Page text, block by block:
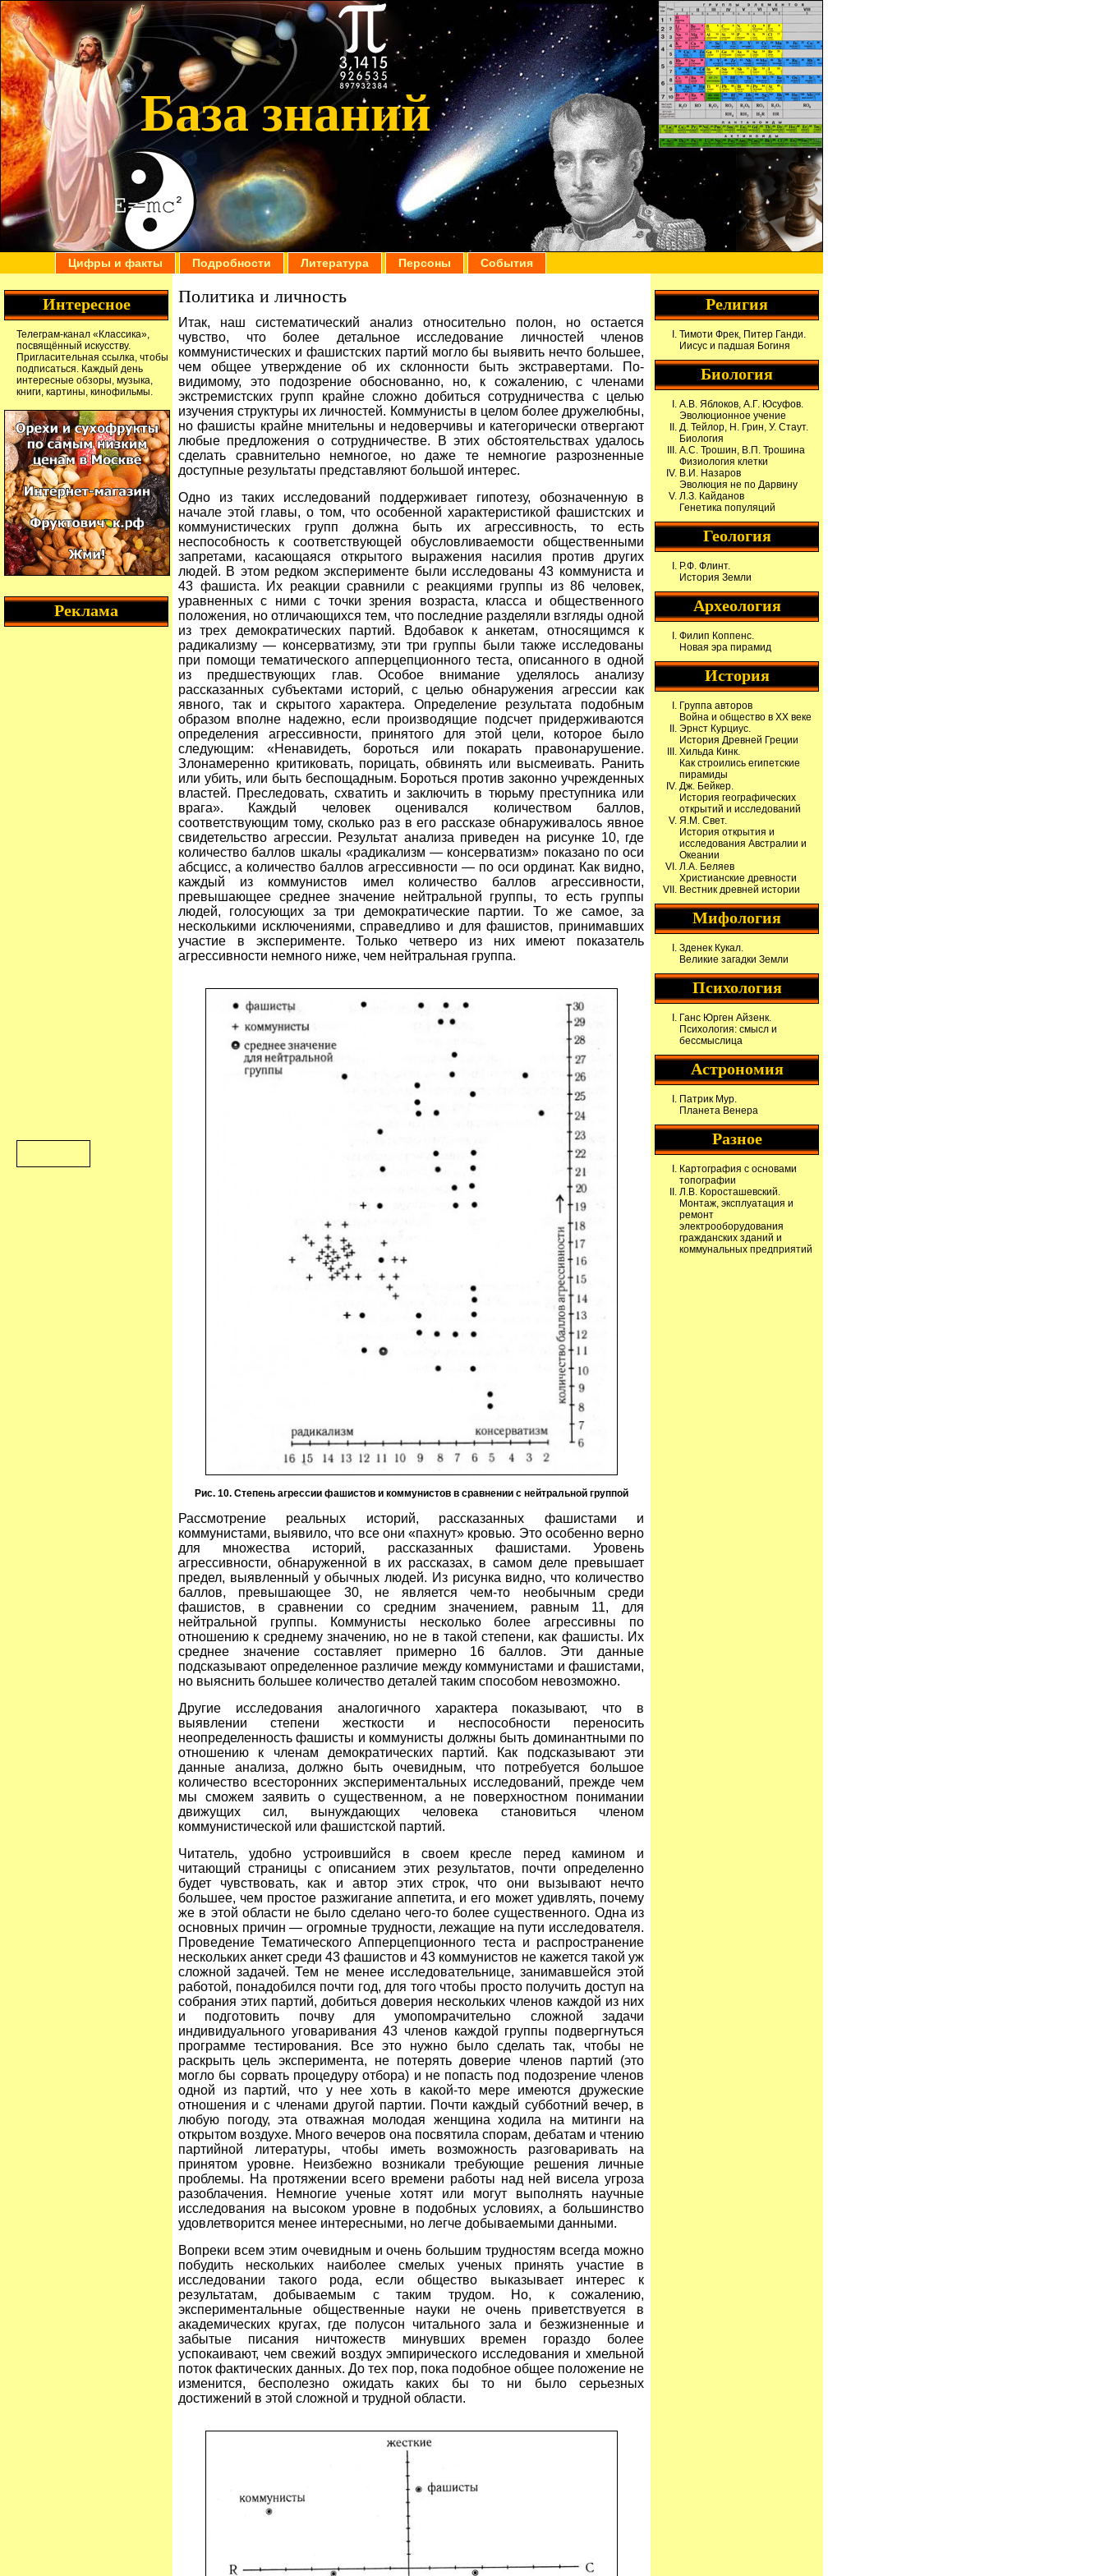
База знаний
Цифры и факты Подробности Литература Персоны События
Политика и личность
Итак, наш систематический анализ относительно полон, но остается
чувство, что более детальное исследование личностей членов
коммунистических и фашистских партий могло бы выявить нечто большее,
чем общее утверждение об их склонности быть экстравертами. По-
видимому, это подозрение обоснованно, но, к сожалению, с членами
экстремистских групп крайне сложно добиться сотрудничества с целью
изучения структуры их личностей. Коммунисты в целом более дружелюбны,
но фашисты крайне мнительны и недоверчивы и категорически отвергают
любые предложения о сотрудничестве. В этих обстоятельствах удалось
сделать сравнительно немногое, но даже те немногие разрозненные
доступные результаты представляют большой интерес.
Одно из таких исследований поддерживает гипотезу, обозначенную в
начале этой главы, о том, что особенной характеристикой фашистских и
коммунистических групп должна быть их агрессивность, то есть
неспособность к соответствующей обусловливаемости общественными
запретами, касающаяся открытого выражения насилия против других
людей. В этом редком эксперименте были исследованы 43 коммуниста и
43 фашиста. Их реакции сравнили с реакциями группы из 86 человек,
уравненных с ними с точки зрения возраста, класса и общественного
положения, но отличающихся тем, что последние разделяли взгляды одной
из трех демократических партий. Вдобавок к анкетам, относящимся к
радикализму — консерватизму, эти три группы были также исследованы
при помощи тематического апперцепционного теста, описанного в одной
из предшествующих глав. Особое внимание уделялось анализу
рассказанных субъектами историй, с целью обнаружения агрессии как
явного, так и скрытого характера. Определение результата подобным
образом вполне надежно, если производящие подсчет придерживаются
определения агрессивности, принятого для этой цели, которое было
следующим: «Ненавидеть, бороться или покарать правонарушение.
Злонамеренно критиковать, порицать, обвинять или высмеивать. Ранить
или убить, или быть беспощадным. Бороться против законно учрежденных
властей. Преследовать, схватить и заключить в тюрьму преступника или
врага». Каждый человек оценивался количеством баллов,
соответствующим тому, сколько раз в его рассказе обнаруживалось явное
свидетельство агрессии. Результат анализа приведен на рисунке 10, где
количество баллов шкалы «радикализм — консерватизм» показано по оси
абсцисс, а количество баллов агрессивности — по оси ординат. Как видно,
каждый из коммунистов имел количество баллов агрессивности,
превышающее среднее значение нейтральной группы, то есть группы
людей, голосующих за три демократические партии. То же самое, за
несколькими исключениями, справедливо и для фашистов, принимавших
участие в эксперименте. Только четверо из них имеют показатель
агрессивности немного ниже, чем нейтральная группа.
Рис. 10. Степень агрессии фашистов и коммунистов в сравнении с нейтральной группой
Рассмотрение реальных историй, рассказанных фашистами и
коммунистами, выявило, что все они «пахнут» кровью. Это особенно верно
для множества историй, рассказанных фашистами. Уровень
агрессивности, обнаруженной в их рассказах, в самом деле превышает
предел, выявленный у обычных людей. Из рисунка видно, что количество
баллов, превышающее 30, не является чем-то необычным среди
фашистов, в сравнении со средним значением, равным 11, для
нейтральной группы. Коммунисты несколько более агрессивны по
отношению к среднему значению, но не в такой степени, как фашисты. Их
среднее значение составляет примерно 16 баллов. Эти данные
подсказывают определенное различие между коммунистами и фашистами,
но выяснить большее количество деталей таким способом невозможно.
Другие исследования аналогичного характера показывают, что в
выявлении степени жесткости и неспособности переносить
неопределенность фашисты и коммунисты должны быть доминантными по
отношению к членам демократических партий. Как подсказывают эти
данные анализа, должно быть очевидным, что потребуется большое
количество всесторонних экспериментальных исследований, прежде чем
мы сможем заявить о существенном, а не поверхностном понимании
движущих сил, вынуждающих человека становиться членом
коммунистической или фашистской партий.
Читатель, удобно устроившийся в своем кресле перед камином и
читающий страницы с описанием этих результатов, почти определенно
будет чувствовать, как и автор этих строк, что они вызывают нечто
большее, чем простое разжигание аппетита, и его может удивлять, почему
же в этой области не было сделано чего-то более существенного. Одна из
основных причин — огромные трудности, лежащие на пути исследователя.
Проведение Тематического Апперцепционного теста и распространение
нескольких анкет среди 43 фашистов и 43 коммунистов не кажется такой уж
сложной задачей. Тем не менее исследовательнице, занимавшейся этой
работой, понадобился почти год, для того чтобы просто получить доступ на
собрания этих партий, добиться доверия нескольких членов каждой из них
и подготовить почву для умопомрачительно сложной задачи
индивидуального уговаривания 43 членов каждой группы подвергнуться
программе тестирования. Все это нужно было сделать так, чтобы не
раскрыть цель эксперимента, не потерять доверие членов партий (это
могло бы сорвать процедуру отбора) и не попасть под подозрение членов
одной из партий, что у нее хоть в какой-то мере имеются дружеские
отношения и с членами другой партии. Почти каждый субботний вечер, в
любую погоду, эта отважная молодая женщина ходила на митинги на
открытом воздухе. Много вечеров она посвятила спорам, дебатам и чтению
партийной литературы, чтобы иметь возможность разговаривать на
принятом уровне. Неизбежно возникали требующие решения личные
проблемы. На протяжении всего времени работы над ней висела угроза
разоблачения. Немногие ученые хотят или могут выполнять научные
исследования на высоком уровне в подобных условиях, а большинство
удовлетворится менее интересными, но легче добываемыми данными.
Вопреки всем этим очевидным и очень большим трудностям всегда можно
побудить нескольких наиболее смелых ученых принять участие в
исследовании такого рода, если общество выказывает интерес к
результатам, добываемым с таким трудом. Но, к сожалению,
экспериментальные общественные науки не очень приветствуется в
академических кругах, где полусон читального зала и безжизненные и
забытые писания ничтожеств минувших времен гораздо более
успокаивают, чем свежий воздух эмпирического исследования и хмельной
поток фактических данных. До тех пор, пока подобное общее положение не
изменится, бесполезно ожидать каких бы то ни было серьезных
достижений в этой сложной и трудной области.
Религия
Тимоти Фрек, Питер Ганди.
Иисус и падшая Богиня
Биология
А.В. Яблоков, А.Г. Юсуфов.
Эволюционное учение
Д. Тейлор, Н. Грин, У. Стаут.
Биология
А.С. Трошин, В.П. Трошина
Физиология клетки
В.И. Назаров
Эволюция не по Дарвину
Л.З. Кайданов
Генетика популяций
Геология
Р.Ф. Флинт.
История Земли
Археология
Филип Коппенс.
Новая эра пирамид
История
Группа авторов
Война и общество в XX веке
Эрнст Курциус.
История Древней Греции
Хильда Кинк.
Как строились египетские
пирамиды
Дж. Бейкер.
История географических
открытий и исследований
Я.М. Свет.
История открытия и
исследования Австралии и
Океании
Л.А. Беляев
Христианские древности
Вестник древней истории
Мифология
Зденек Кукал.
Великие загадки Земли
Психология
Ганс Юрген Айзенк.
Психология: смысл и
бессмыслица
Астрономия
Патрик Мур.
Планета Венера
Разное
Картография с основами
топографии
Л.В. Коросташевский.
Монтаж, эксплуатация и
ремонт
электрооборудования
гражданских зданий и
коммунальных предприятий
Интересное
Телеграм-канал «Классика»,
посвящённый искусству.
Пригласительная ссылка, чтобы
подписаться. Каждый день
интересные обзоры, музыка,
книги, картины, кинофильмы.
Реклама